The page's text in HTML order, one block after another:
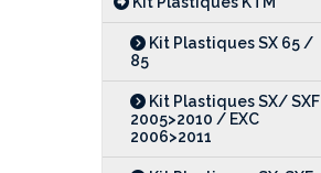
Kit Plastiques SX 65 /
85
Kit Plastiques SX/ SXF
2005>2010 / EXC
2006>2011